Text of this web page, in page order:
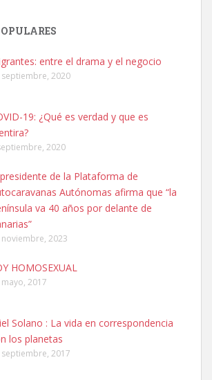
AVDA JOSE MESA Y LOPEZ
SHIBA CON MICROCHIP PERDIDO HOY
MESA Y LOPEZ. ES MUY ASUSTADIZO
Canaria
6.7.2025
una ninfa papillera, asustada tiene miedo a la
la zon...
entre el drama y el negocio
septiembre, 2020
19: ¿Qué es verdad y que es
2020
de la Plataforma de
Autónomas afirma que “la
va 40 años por delante de
2023
HOMOSEXUAL
2017
Solano : La vida en correspondencia
los planetas
septiembre, 2017